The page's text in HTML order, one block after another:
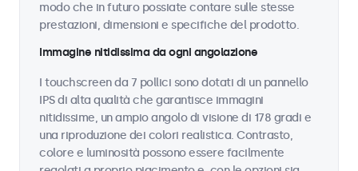
modo che in futuro possiate contare sulle stesse
prestazioni, dimensioni e specifiche del prodotto.
Immagine nitidissima da ogni angolazione
I touchscreen da 7 pollici sono dotati di un pannello
IPS di alta qualità che garantisce immagini
nitidissime, un ampio angolo di visione di 178 gradi e
una riproduzione dei colori realistica. Contrasto,
colore e luminosità possono essere facilmente